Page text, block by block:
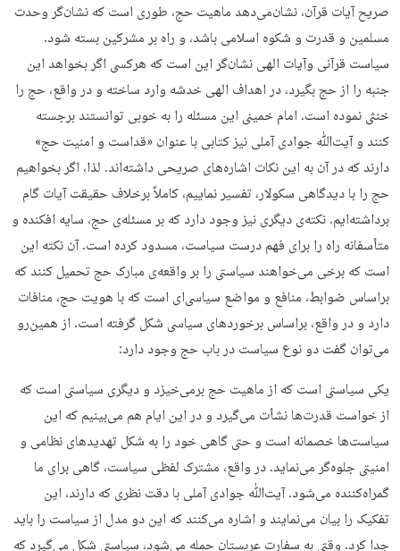
صریح آیات قرآن، نشان‌می‌دهد ماهیت حج، طوری است که نشان‌گر وحدت
مسلمین و قدرت و شکوه اسلامی باشد، و راه بر مشرکین بسته شود.
سیاست قرآنی وآیات الهی نشان‌گر این است که هرکسی اگر بخواهد این
جنبه را از حج بگیرد، در اهداف الهی خدشه وارد ساخته و در واقع، حج را
خنثی نموده است. امام خمینی این مسئله را به ‌خوبی توانستند برجسته
کنند و آیت‌ﷲ جوادی آملی نیز کتابی با عنوان «قداست و امنیت حج»
دارند که در آن به این نکات اشاره‌های صریحی داشته‌اند. لذا، اگر بخواهیم
حج را با دیدگاهی سکولار، تفسیر نماییم، کاملاً برخلاف حقیقت آیات گام
برداشته‌ایم. نکته‌ی دیگری نیز وجود دارد که بر مسئله‌ی حج، سایه افکنده و
متأسفانه راه را برای فهم درست سیاست، مسدود کرده است. آن نکته این
است که برخی می‌خواهند سیاستی را بر واقعه‌ی مبارک حج تحمیل کنند که
براساس ضوابط، منافع و مواضع سیاسی‌ای است که با هویت حج، منافات
دارد و در واقع، براساس برخوردهای سیاسی شکل گرفته است. از همین‌رو
می‌توان گفت دو نوع سیاست در باب حج وجود دارد:
یکی سیاستی است که از ماهیت حج برمی‌خیزد و دیگری سیاستی است که
از خواست قدرت‌ها نشأت می‌گیرد و در این ایام هم می‌بینیم که این
سیاست‌ها خصمانه است و حتی گاهی خود را به ‌شکل تهدیدهای نظامی و
امنیتی جلوه‌گر می‌نماید. در واقع، مشترک لفظی سیاست، گاهی برای ما
گمراه‌کننده می‌شود. آیت‌ﷲ جوادی آملی با دقت نظری که دارند، این
تفکیک را بیان می‌نمایند و اشاره می‌کنند که این دو مدل از سیاست را باید
جدا کرد. وقتی به سفارت عربستان حمله می‌شود، سیاستی شکل می‌گیرد که